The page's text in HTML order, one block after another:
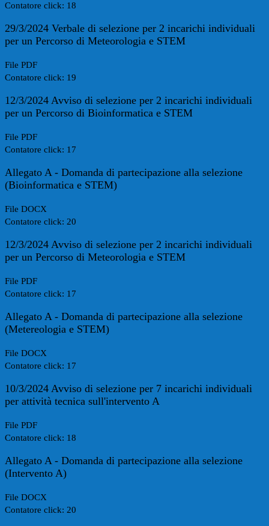
Contatore click: 18
29/3/2024 Verbale di selezione per 2 incarichi individuali
per un Percorso di Meteorologia e STEM
File PDF
Contatore click: 19
12/3/2024 Avviso di selezione per 2 incarichi individuali
per un Percorso di Bioinformatica e STEM
File PDF
Contatore click: 17
Allegato A - Domanda di partecipazione alla selezione
(Bioinformatica e STEM)
File DOCX
Contatore click: 20
12/3/2024 Avviso di selezione per 2 incarichi individuali
per un Percorso di Meteorologia e STEM
File PDF
Contatore click: 17
Allegato A - Domanda di partecipazione alla selezione
(Metereologia e STEM)
File DOCX
Contatore click: 17
10/3/2024 Avviso di selezione per 7 incarichi individuali
per attività tecnica sull'intervento A
File PDF
Contatore click: 18
Allegato A - Domanda di partecipazione alla selezione
(Intervento A)
File DOCX
Contatore click: 20